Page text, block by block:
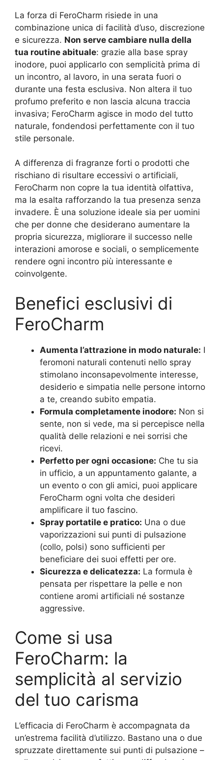
La forza di FeroCharm risiede in una
combinazione unica di facilità d’uso, discrezione
e sicurezza. Non serve cambiare nulla della
tua routine abituale: grazie alla base spray
inodore, puoi applicarlo con semplicità prima di
un incontro, al lavoro, in una serata fuori o
durante una festa esclusiva. Non altera il tuo
profumo preferito e non lascia alcuna traccia
invasiva; FeroCharm agisce in modo del tutto
naturale, fondendosi perfettamente con il tuo
stile personale.
A differenza di fragranze forti o prodotti che
rischiano di risultare eccessivi o artificiali,
FeroCharm non copre la tua identità olfattiva,
ma la esalta rafforzando la tua presenza senza
invadere. È una soluzione ideale sia per uomini
che per donne che desiderano aumentare la
propria sicurezza, migliorare il successo nelle
interazioni amorose e sociali, o semplicemente
rendere ogni incontro più interessante e
coinvolgente.
Benefici esclusivi di
FeroCharm
Aumenta l’attrazione in modo naturale: I
feromoni naturali contenuti nello spray
stimolano inconsapevolmente interesse,
desiderio e simpatia nelle persone intorno
a te, creando subito empatia.
Formula completamente inodore: Non si
sente, non si vede, ma si percepisce nella
qualità delle relazioni e nei sorrisi che
ricevi.
Perfetto per ogni occasione: Che tu sia
in ufficio, a un appuntamento galante, a
un evento o con gli amici, puoi applicare
FeroCharm ogni volta che desideri
amplificare il tuo fascino.
Spray portatile e pratico: Una o due
vaporizzazioni sui punti di pulsazione
(collo, polsi) sono sufficienti per
beneficiare dei suoi effetti per ore.
Sicurezza e delicatezza: La formula è
pensata per rispettare la pelle e non
contiene aromi artificiali né sostanze
aggressive.
Come si usa
FeroCharm: la
semplicità al servizio
del tuo carisma
L’efficacia di FeroCharm è accompagnata da
un’estrema facilità d’utilizzo. Bastano una o due
spruzzate direttamente sui punti di pulsazione –